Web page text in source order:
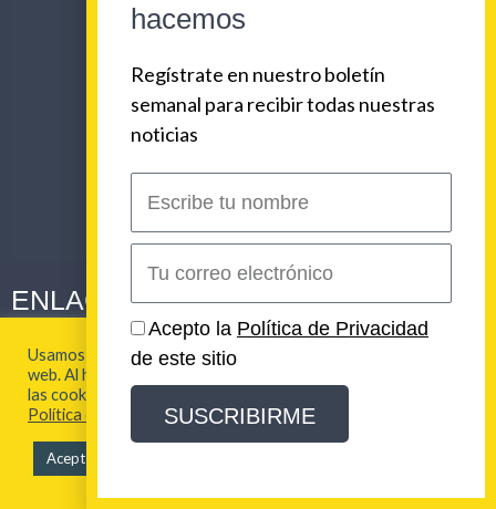
ENLACES CORPORATIVOS
PLAN DE COMUNICACIONES 360
SERVICIOS
ULTIMOS TRABAJOS
CLIENTES
LOS ORIGENES DE URBAN BEAT
CONTACTO
2026 Urban Beat Contenidos
Usamos cookies para brindarte la mejor experiencia en esta
web. Al hacer clic en "Aceptar todo", acepta el uso de TODAS
las cookies. Para más información visita nuestra
Política de Cookies
Aceptar todo
hacemos
Regístrate en nuestro boletín
semanal para recibir todas nuestras
noticias
nombre
electrónico
Acepto la Política de Privacidad
de este sitio
SUSCRIBIRME